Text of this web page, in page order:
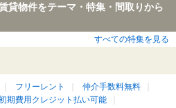
貸物件をテーマ・特集・間取りから
すべての特集を見る
フリーレント
仲介手数料無料
期費用クレジット払い可能